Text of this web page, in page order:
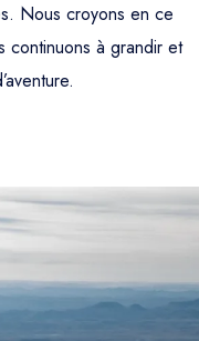
Nous croyons en ce
continuons à grandir et